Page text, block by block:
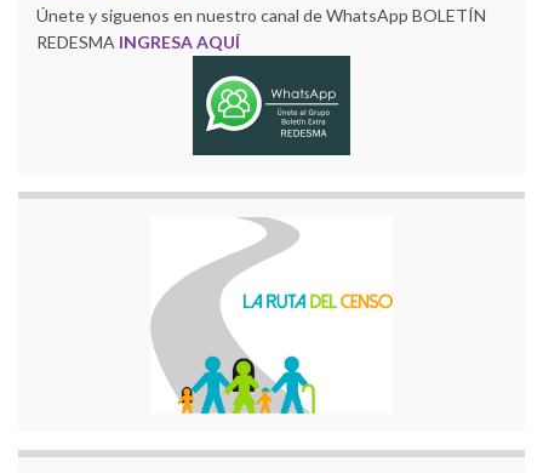
Únete y siguenos en nuestro canal de WhatsApp BOLETÍN
REDESMA INGRESA AQUÍ